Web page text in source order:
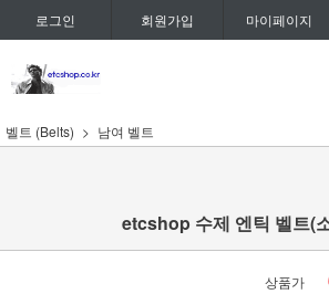
로그인 회원가입 마이페이지
벨트 (Belts) 남여 벨트
etcshop 수제 엔틱 벨트(
상품가